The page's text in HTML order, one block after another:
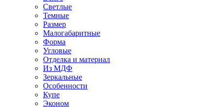
Светлые
Темные
Размер
Малогабаритные
Форма
Угловые
Отделка и материал
Из МДФ
Зеркальные
Особенности
Купе
Эконом